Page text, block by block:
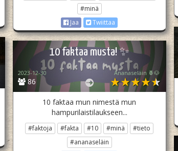
#minä
Jaa
Twiittaa
10 faktaa musta! ✨
86
2023-12-30 Ananaseläin 🍍🐶
10 faktaa mun nimestä mun
hampurilaistilaukseen...
#faktoja #fakta #10 #minä
#tieto
#ananaseläin